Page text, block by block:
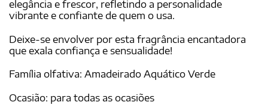
elegância e frescor, refletindo a personalidade
vibrante e confiante de quem o usa.
Deixe-se envolver por esta fragrância encantadora
que exala confiança e sensualidade!
Família olfativa: Amadeirado Aquático Verde
Ocasião: para todas as ocasiões